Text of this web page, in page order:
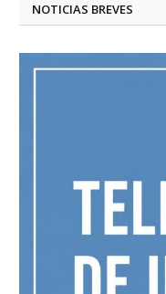
NOTICIAS BREVES